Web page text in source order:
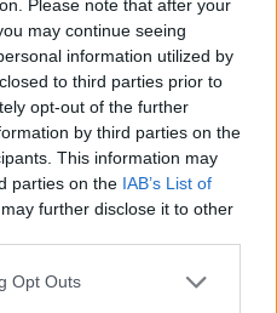
Please note that after your
may continue seeing
information utilized by
to third parties prior to
opt-out of the further
by third parties on the
This information may
parties on the IAB’s List of
further disclose it to other
Opt Outs
- közölte Havasi Bertalan,
elmondása szerint az
áll a Magyarországon is
és a
előfizetéses